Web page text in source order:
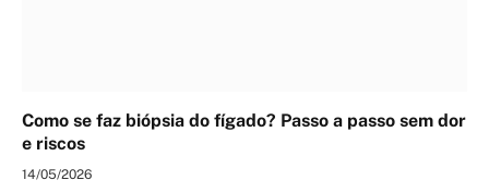
Como se faz biópsia do fígado? Passo a passo sem dor
e riscos
14/05/2026